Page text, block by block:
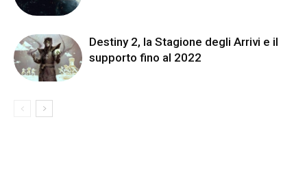
Destiny 2, la Stagione degli Arrivi e il
supporto fino al 2022